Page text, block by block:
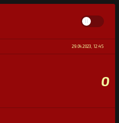
29.04.2023, 12:45
0